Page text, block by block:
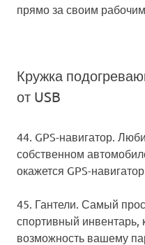
прямо за своим
Кружка
от USB
44. GPS-навигатор.
собственном
окажется GPS-навигатор.
45. Гантели. Самый
спортивный инвентарь,
возможность вашему